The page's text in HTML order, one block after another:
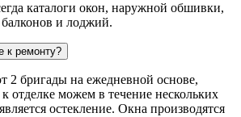
каталоги окон, наружной обшивки,
и лоджий.
к ремонту?
2 бригады на ежедневной основе,
отделке можем в течение нескольких
остекление. Окна производятся